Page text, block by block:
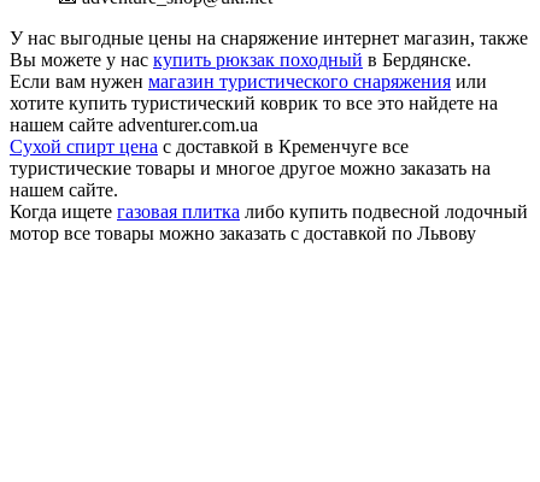
У нас выгодные цены на снаряжение интернет магазин, также
Вы можете у нас купить рюкзак походный в Бердянске.
Если вам нужен магазин туристического снаряжения или
хотите купить туристический коврик то все это найдете на
нашем сайте adventurer.com.ua
Сухой спирт цена с доставкой в Кременчуге все
туристические товары и многое другое можно заказать на
нашем сайте.
Когда ищете газовая плитка либо купить подвесной лодочный
мотор все товары можно заказать с доставкой по Львову